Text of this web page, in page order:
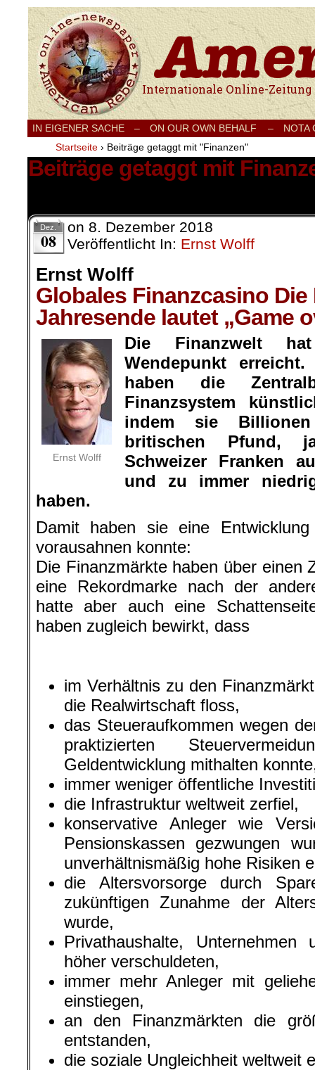
Internationale Onlinezeitung für Frieden,
IN EIGENER SACHE – ON OUR OWN BEHALF –
NOTA
Startseite › Beiträge getaggt mit "Finanzen"
Beiträge getaggt mit
Dez.
08
on 8. Dezember 2018
Veröffentlicht In: Ernst Wolff
Ernst Wolff
Globales Finanzcasino
Jahresende lautet „Game
Ernst Wolff
Die Finanzwelt
Wendepunkt
haben die
Finanzsystem
indem sie
britischen Pfund,
Schweizer Franken
und zu immer
haben.
Damit haben sie eine
vorausahnen konnte:
Die Finanzmärkte haben über einen
eine Rekordmarke nach der
hatte aber auch eine
haben zugleich bewirkt, dass
im Verhältnis zu den
die Realwirtschaft floss,
das Steueraufkommen wegen
praktizierten
Geldentwicklung mithalten
immer weniger öffentliche
die Infrastruktur weltweit zerfiel,
konservative Anleger wie
Pensionskassen gezwungen
unverhältnismäßig hohe Risiken
die Altersvorsorge durch
zukünftigen Zunahme der
wurde,
Privathaushalte,
höher verschuldeten,
immer mehr Anleger mit
einstiegen,
an den Finanzmärkten die
entstanden,
die soziale Ungleichheit weltweit